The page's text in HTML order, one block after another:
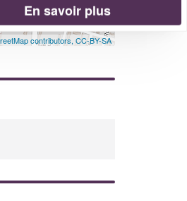
contributors, CC-BY-SA
En savoir plus